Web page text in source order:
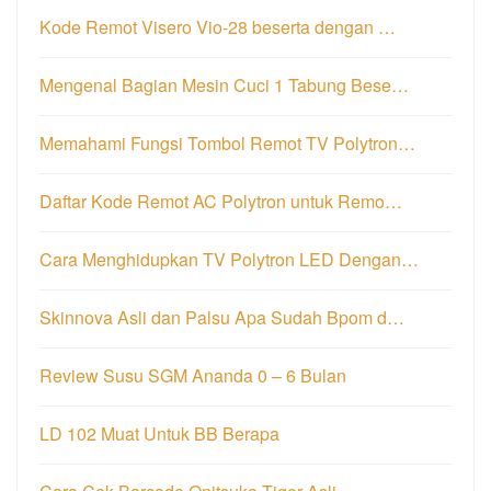
Kode Remot Visero Vio-28 beserta dengan …
Mengenal Bagian Mesin Cuci 1 Tabung Bese…
Memahami Fungsi Tombol Remot TV Polytron…
Daftar Kode Remot AC Polytron untuk Remo…
Cara Menghidupkan TV Polytron LED Dengan…
Skinnova Asli dan Palsu Apa Sudah Bpom d…
Review Susu SGM Ananda 0 – 6 Bulan
LD 102 Muat Untuk BB Berapa